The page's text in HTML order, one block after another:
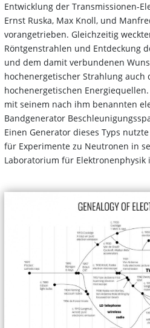
Entwicklung der Transmissionen-
Ernst Ruska, Max Knoll, und
vorangetrieben. Gleichzeitig
Röntgenstrahlen und Entdeckung
und dem damit verbundenen
hochenergetischer Strahlung auch
hochenergetischen
mit seinem nach ihm benannten
Bandgenerator
Einen Generator dieses Typs
für Experimente zu Neutronen in
Laboratorium für